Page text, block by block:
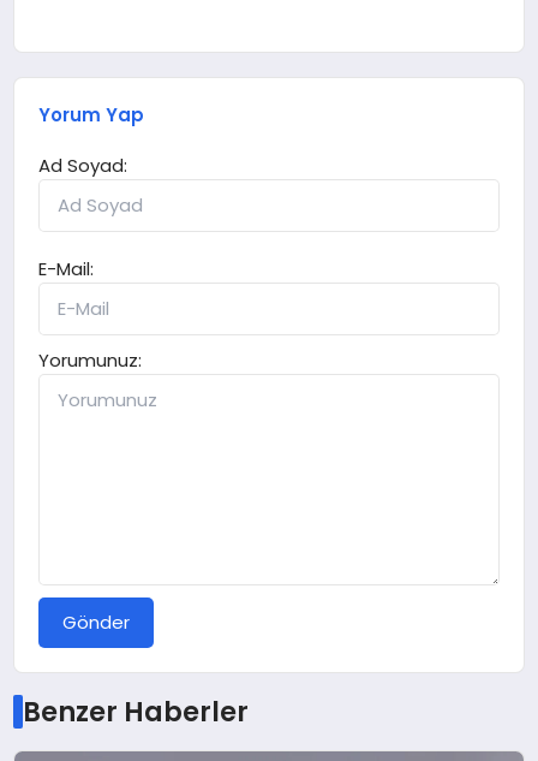
Yorum Yap
Ad Soyad:
E-Mail:
Yorumunuz:
Gönder
Benzer Haberler